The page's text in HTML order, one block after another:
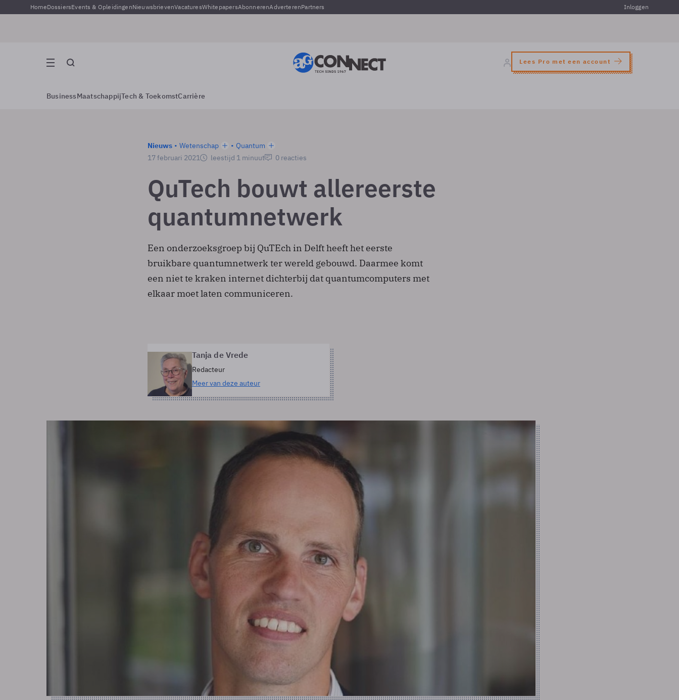
HomeDossiersEvents & OpleidingenNieuwsbrievenVacaturesWhitepapersAbonnerenAdverterenPartners Inloggen
Lees Pro met een account
BusinessMaatschappijTech & ToekomstCarrière
Nieuws Wetenschap
Quantum
17 februari 2021
leestijd 1 minuut 0 reacties
QuTech bouwt allereerste
quantumnetwerk
Een onderzoeksgroep bij QuTEch in Delft heeft het eerste
bruikbare quantumnetwerk ter wereld gebouwd. Daarmee komt
een niet te kraken internet dichterbij dat quantumcomputers met
elkaar moet laten communiceren.
Tanja de Vrede
Redacteur
Meer van deze auteur